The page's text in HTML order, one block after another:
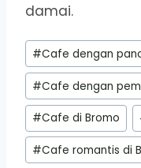
damai.
Post
Tags:
#Cafe dengan
#Cafe dengan
#Cafe di Bromo
#Cafe romantis di